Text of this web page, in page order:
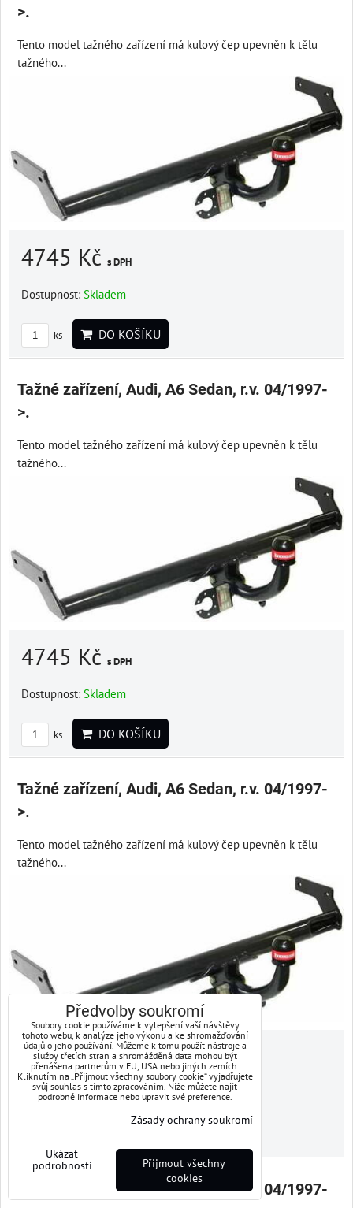
>.
Tento model tažného zařízení má kulový čep upevněn k tělu
tažného...
4745 Kč s DPH
Dostupnost: Skladem
ks DO KOŠÍKU
Tažné zařízení, Audi, A6 Sedan, r.v. 04/1997-
>.
Tento model tažného zařízení má kulový čep upevněn k tělu
tažného...
4745 Kč s DPH
Dostupnost: Skladem
ks DO KOŠÍKU
Tažné zařízení, Audi, A6 Sedan, r.v. 04/1997-
>.
Tento model tažného zařízení má kulový čep upevněn k tělu
tažného...
6765 Kčs DPH
Dostupnost:Skladem
Tažné zařízení, Audi, A6 Sedan, r.v. 04/1997-
Předvolby soukromí
Soubory cookie používáme k vylepšení vaší návštěvy
tohoto webu, k analýze jeho výkonu a ke shromažďování
údajů o jeho používání. Můžeme k tomu použít nástroje a
služby třetích stran a shromážděná data mohou být
přenášena partnerům v EU, USA nebo jiných zemích.
Kliknutím na „Přijmout všechny soubory cookie“ vyjadřujete
svůj souhlas s tímto zpracováním. Níže můžete najít
podrobné informace nebo upravit své preference.
Zásady ochrany soukromí
Ukázat
podrobnosti
Přijmout všechny
cookies